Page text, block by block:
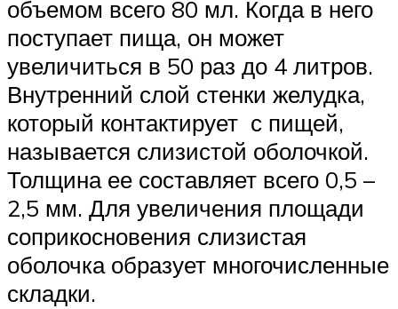
объемом всего 80 мл. Когда в него
поступает пища, он может
увеличиться в 50 раз до 4 литров.
Внутренний слой стенки желудка,
который контактирует с пищей,
называется слизистой оболочкой.
Толщина ее составляет всего 0,5 –
2,5 мм. Для увеличения площади
соприкосновения слизистая
оболочка образует многочисленные
складки.